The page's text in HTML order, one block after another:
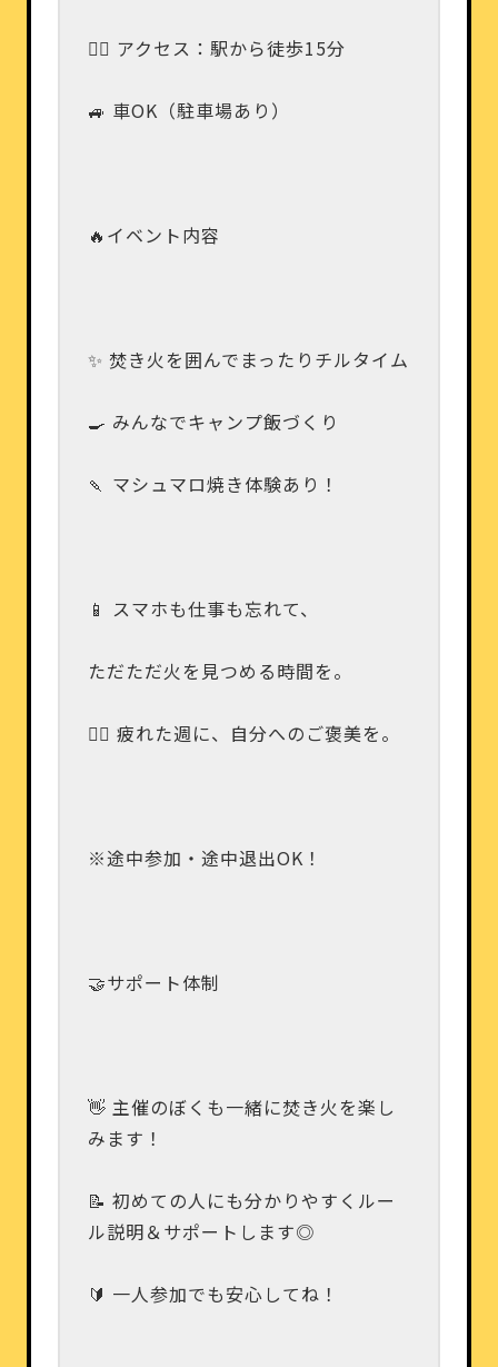
🚶‍♂️ アクセス：駅から徒歩15分
🚙 車OK（駐車場あり）
🔥イベント内容
✨ 焚き火を囲んでまったりチルタイム
🍳 みんなでキャンプ飯づくり
🍡 マシュマロ焼き体験あり！
📱 スマホも仕事も忘れて、
ただただ火を見つめる時間を。
🧘‍♂️ 疲れた週に、自分へのご褒美を。
※途中参加・途中退出OK！
🤝サポート体制
👋 主催のぼくも一緒に焚き火を楽し
みます！
📝 初めての人にも分かりやすくルー
ル説明＆サポートします◎
🔰 一人参加でも安心してね！